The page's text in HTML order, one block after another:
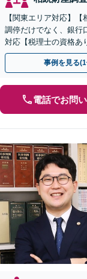
【関東エリア対応】
調停だけでなく、銀行
対応【税理士の資格あ
続手続きもお任せくだ
事例を見る
電話でお問